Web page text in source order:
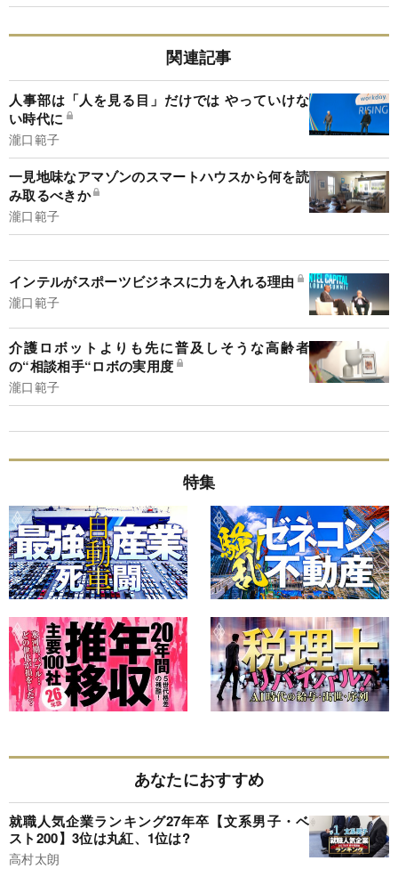
関連記事
人事部は「人を見る目」だけでは やっていけな
い時代に
瀧口範子
一見地味なアマゾンのスマートハウスから何を読
み取るべきか
瀧口範子
インテルがスポーツビジネスに力を入れる理由
瀧口範子
介護ロボットよりも先に普及しそうな高齢者
の“相談相手“ロボの実用度
瀧口範子
特集
あなたにおすすめ
就職人気企業ランキング27年卒【文系男子・ベ
スト200】3位は丸紅、1位は?
高村太朗